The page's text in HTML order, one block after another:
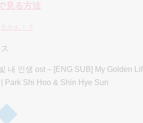
いセルフショットで近況を伝える“会いたいでしょ？
「成均館 5話」
然の熱愛宣言…「キム秘書がなぜそうか」出演で話
互RSS
見る方法
かも！？
내 인생 ost – [ENG SUB] My Golden
Park Shi Hoo & Shin Hye Sun